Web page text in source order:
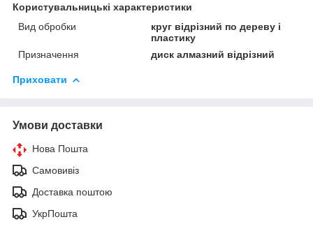
Користувальницькі характеристики
Вид обробки
круг відрізний по дереву і
пластику
Призначення
диск алмазний відрізний
Приховати
Умови доставки
Нова Пошта
Самовивіз
Доставка поштою
УкрПошта